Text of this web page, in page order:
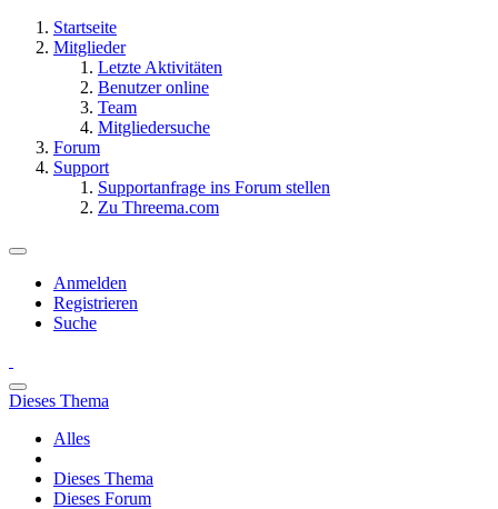
Startseite
Mitglieder
Letzte Aktivitäten
Benutzer online
Team
Mitgliedersuche
Forum
Support
Supportanfrage ins Forum stellen
Zu Threema.com
Anmelden
Registrieren
Suche
Dieses Thema
Alles
Dieses Thema
Dieses Forum